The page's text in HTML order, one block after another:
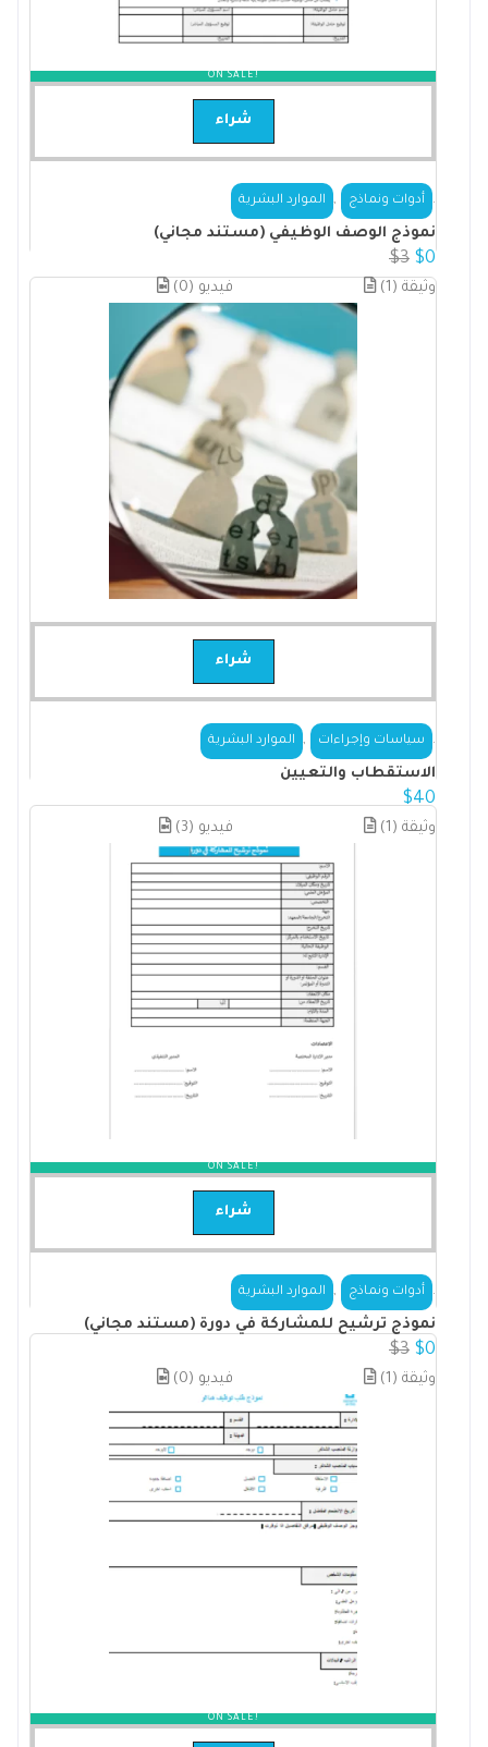
ON SALE!
شراء
الموارد البشرية أدوات ونماذج
نموذج الوصف الوظيفي (مستند مجاني)
$3 $0
(0) فيديو (1) وثيقة
شراء
الموارد البشرية سياسات وإجراءات
الاستقطاب والتعيين
$40
(3) فيديو (1) وثيقة
ON SALE!
شراء
الموارد البشرية أدوات ونماذج
نموذج ترشيح للمشاركة في دورة (مستند مجاني)
$3 $0
(0) فيديو (1) وثيقة
ON SALE!